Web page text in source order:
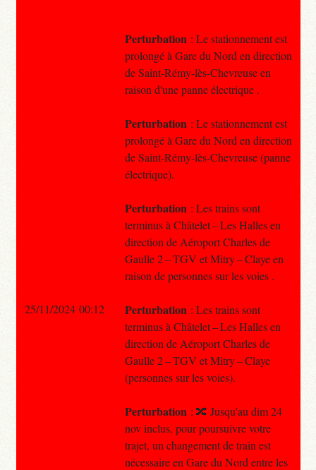
Perturbation : Le stationnement est
prolongé à Gare du Nord en direction
de Saint-Rémy-lès-Chevreuse en
raison d'une panne électrique .
Perturbation : Le stationnement est
prolongé à Gare du Nord en direction
de Saint-Rémy-lès-Chevreuse (panne
électrique).
Perturbation : Les trains sont
terminus à Châtelet – Les Halles en
direction de Aéroport Charles de
Gaulle 2 – TGV et Mitry – Claye en
raison de personnes sur les voies .
Perturbation : Les trains sont
terminus à Châtelet – Les Halles en
direction de Aéroport Charles de
Gaulle 2 – TGV et Mitry – Claye
(personnes sur les voies).
Perturbation : 🔀 Jusqu'au dim 24
nov inclus, pour poursuivre votre
trajet, un changement de train est
nécessaire en Gare du Nord entre les
25/11/2024 00:12